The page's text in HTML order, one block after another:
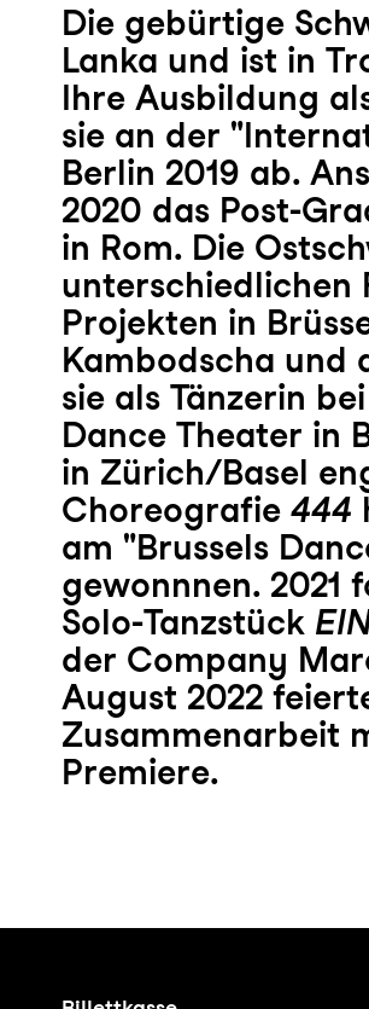
Die gebürtige
Lanka und ist in
Ihre Ausbildung
sie an der
Berlin 2019 ab.
2020 das Post-
in Rom. Die
unterschiedlichen
Projekten in
Kambodscha und
sie als Tänzerin
Dance Theater in
in Zürich/Basel
Choreografie 444
am "Brussels
gewonnnen. 2021
Solo-Tanzstück
der Company
August 2022
Zusammenarbeit
Premiere.